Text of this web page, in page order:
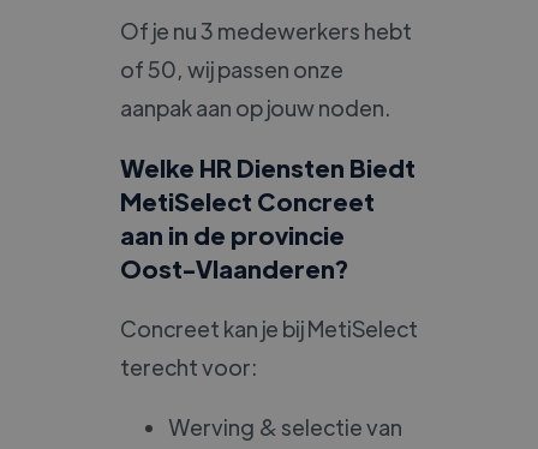
Of je nu 3 medewerkers hebt
of 50, wij passen onze
aanpak aan op jouw noden.
Welke HR Diensten Biedt
MetiSelect Concreet
aan in de provincie
Oost-Vlaanderen?
Concreet kan je bij MetiSelect
terecht voor:
Werving & selectie van